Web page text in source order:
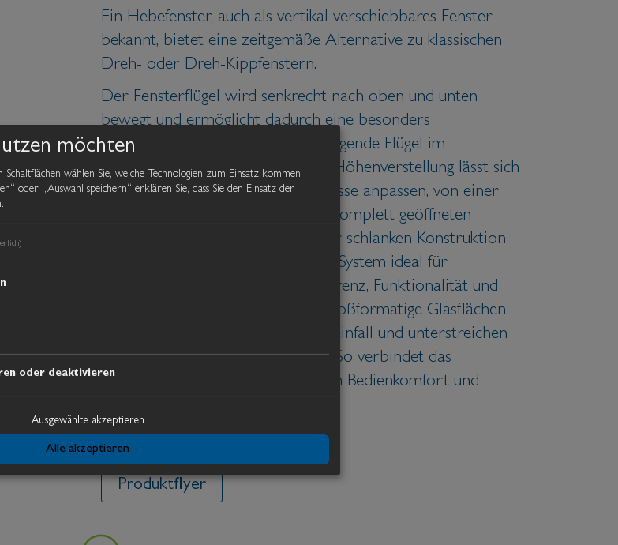
Ein Hebefenster, auch als vertikal verschiebbares Fenster
bekannt, bietet eine zeitgemäße Alternative zu klassischen
Dreh- oder Dreh-Kippfenstern.
Der Fensterflügel wird senkrecht nach oben und unten
bewegt und ermöglicht dadurch eine besonders
platzsparende Lösung ohne auskragende Flügel im
Innenraum. Dank der stufenlosen Höhenverstellung lässt sich
das Fenster exakt an Ihre Bedürfnisse anpassen, von einer
schmalen Lüftungsöffnung bis zur komplett geöffneten
Glasfläche. In Verbindung mit einer schlanken Konstruktion
auf Kaltprofil-Basis eignet sich das System ideal für
Anwendungen, bei denen Transparenz, Funktionalität und
Design im Vordergrund stehen. Großformatige Glasflächen
sorgen für einen hohen Tageslichteinfall und unterstreichen
die moderne, hochwertige Optik. So verbindet das
Hubfenster klare Linien mit hohem Bedienkomfort und
Produktflyer
möchten
wählen Sie, welche Technologien zum Einsatz kommen;
oder „Auswahl speichern“ erklären Sie, dass Sie den Einsatz der
oder deaktivieren
Ausgewählte akzeptieren
Alle akzeptieren